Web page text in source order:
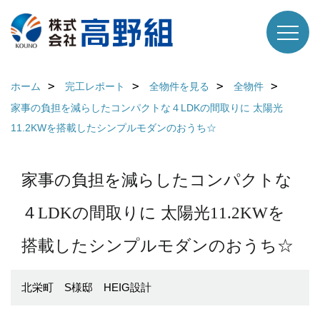
ホーム 完工レポート 全物件を見る
全物件
家事の負担を減らしたコンパクトな４LDKの間取りに 太陽光
11.2KWを搭載したシンプルモダンのおうち☆
家事の負担を減らしたコンパクトな
４LDKの間取りに 太陽光11.2KWを
搭載したシンプルモダンのおうち☆
北栄町 S様邸 HEIG設計